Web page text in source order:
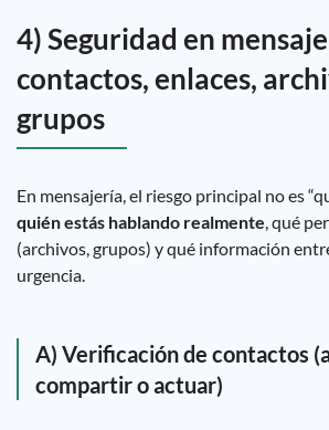
4) Seguridad en
contactos, enlaces,
grupos
En mensajería, el riesgo principal no es
quién estás hablando realmente, qué
(archivos, grupos) y qué información
urgencia.
A) Verificación de contactos
compartir o actuar)